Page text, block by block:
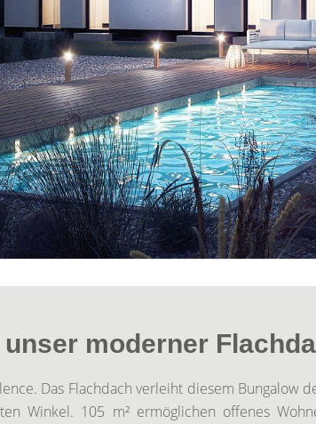
unser moderner
Das Flachdach verleiht diesem Bungalow
Winkel. 105 m² ermöglichen offenes